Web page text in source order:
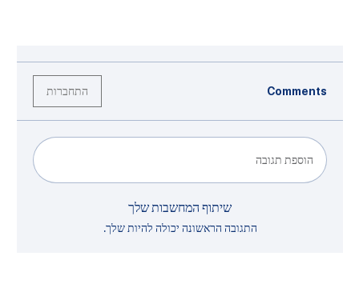
Comments התחברות
הוספת תגובה
שיתוף המחשבות שלך
התגובה הראשונה יכולה להיות שלך.